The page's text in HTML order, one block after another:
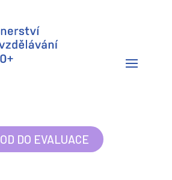
DO EVALUACE